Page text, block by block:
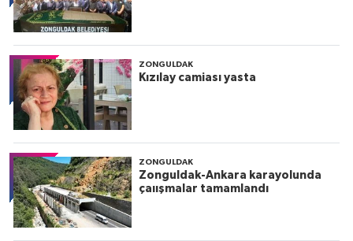
ZONGULDAK
Kızılay camiası yasta
ZONGULDAK
Zonguldak-Ankara karayolunda
çaıışmalar tamamlandı